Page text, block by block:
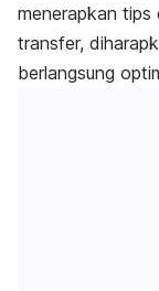
menerapkan tips
transfer,
berlangsung